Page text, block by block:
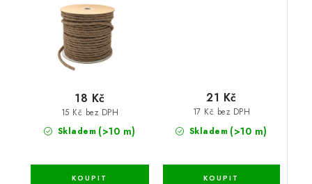
Skladem (>10 m)
15 Kč bez DPH
18 Kč
Skladem (>10 m)
17 Kč bez DPH
21 Kč